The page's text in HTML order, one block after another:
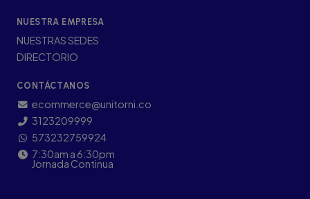
NUESTRA EMPRESA
NUESTRAS SEDES
DIRECTORIO
CONTÁCTANOS
ecommerce@unitorni.co
3123209999
573232759924
7:30am a 6:30pm
Jornada Continua